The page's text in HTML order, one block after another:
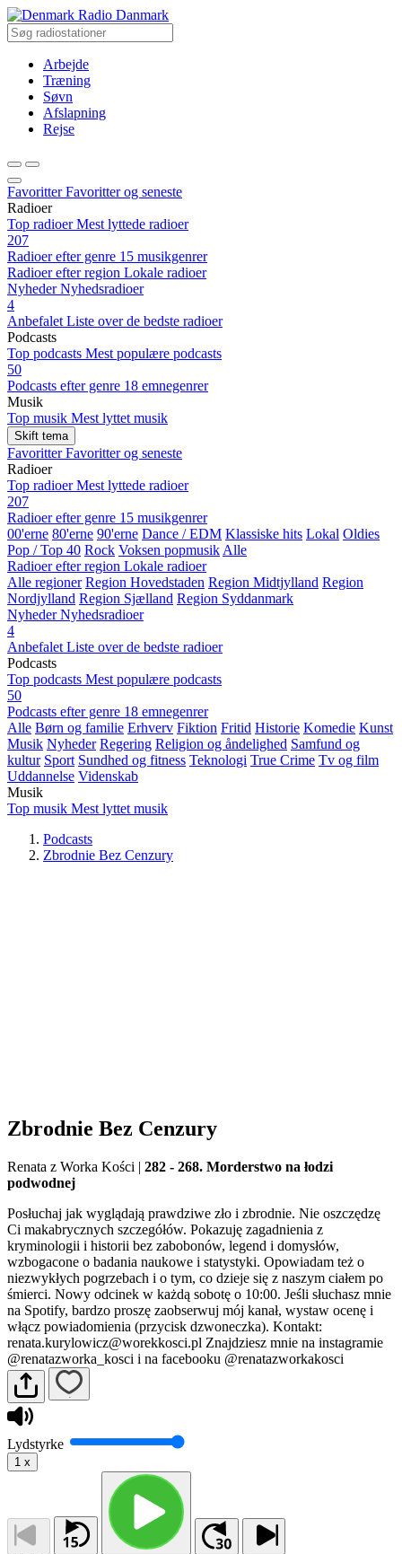
Radio Danmark
Arbejde
Træning
Søvn
Afslapning
Rejse
Favoritter Favoritter og seneste
Radioer
Top radioer Mest lyttede radioer
207
Radioer efter genre 15 musikgenrer
Radioer efter region Lokale radioer
Nyheder Nyhedsradioer
4
Anbefalet Liste over de bedste radioer
Podcasts
Top podcasts Mest populære podcasts
50
Podcasts efter genre 18 emnegenrer
Musik
Top musik Mest lyttet musik
Skift tema
Favoritter Favoritter og seneste
Radioer
Top radioer Mest lyttede radioer
207
Radioer efter genre 15 musikgenrer
00'erne 80'erne 90'erne Dance / EDM Klassiske hits Lokal Oldies
Pop / Top 40 Rock Voksen popmusik Alle
Radioer efter region Lokale radioer
Alle regioner Region Hovedstaden Region Midtjylland Region
Nordjylland Region Sjælland Region Syddanmark
Nyheder Nyhedsradioer
4
Anbefalet Liste over de bedste radioer
Podcasts
Top podcasts Mest populære podcasts
50
Podcasts efter genre 18 emnegenrer
Alle Børn og familie Erhverv Fiktion Fritid Historie Komedie Kunst
Musik Nyheder Regering Religion og åndelighed Samfund og
kultur Sport Sundhed og fitness Teknologi True Crime Tv og film
Uddannelse Videnskab
Musik
Top musik Mest lyttet musik
Podcasts
Zbrodnie Bez Cenzury
Zbrodnie Bez Cenzury
Renata z Worka Kości | 282 - 268. Morderstwo na łodzi
podwodnej
Posłuchaj jak wyglądają prawdziwe zło i zbrodnie. Nie oszczędzę
Ci makabrycznych szczegółów. Pokazuję zagadnienia z
kryminologii i historii bez zabobonów, legend i domysłów,
wzbogacone o badania naukowe i statystyki. Opowiadam też o
niezwykłych pogrzebach i o tym, co dzieje się z naszym ciałem po
śmierci. Nowy odcinek w każdą sobotę o 10:00. Jeśli słuchasz mnie
na Spotify, bardzo proszę zaobserwuj mój kanał, wystaw ocenę i
włącz powiadomienia (przycisk dzwoneczka). Kontakt:
renata.kurylowicz@worekkosci.pl Znajdziesz mnie na instagramie
@renatazworka_kosci i na facebooku @renatazworkakosci
Lydstyrke
1 x